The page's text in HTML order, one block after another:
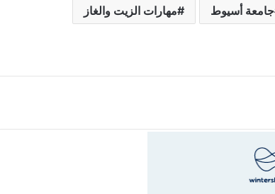
جامعة أسيوط مهارات الزيت والغاز